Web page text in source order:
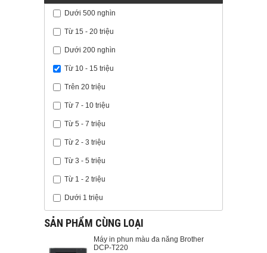
Dưới 500 nghìn
Từ 15 - 20 triệu
Dưới 200 nghìn
Từ 10 - 15 triệu
Trên 20 triệu
Từ 7 - 10 triệu
Từ 5 - 7 triệu
Từ 2 - 3 triệu
Từ 3 - 5 triệu
Từ 1 - 2 triệu
Dưới 1 triệu
SẢN PHẨM CÙNG LOẠI
Máy in phun màu đa năng Brother
DCP-T220